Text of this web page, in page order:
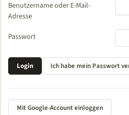
Benutzername oder E-Mail-
Adresse
Passwort
Mit Google-Account einloggen